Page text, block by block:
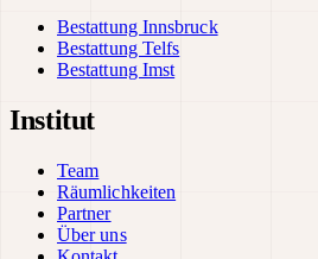
Bestattung Innsbruck
Bestattung Telfs
Bestattung Imst
Institut
Team
Räumlichkeiten
Partner
Über uns